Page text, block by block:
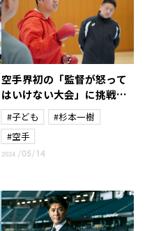
空手界初の「監督が怒って
はいけない大会」に挑戦～
杉本一樹～
#子ども
#杉本一樹
#空手
2024 /05/14